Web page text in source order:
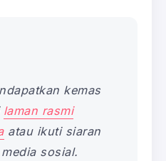
kemas
laman rasmi
atau ikuti siaran
sosial.